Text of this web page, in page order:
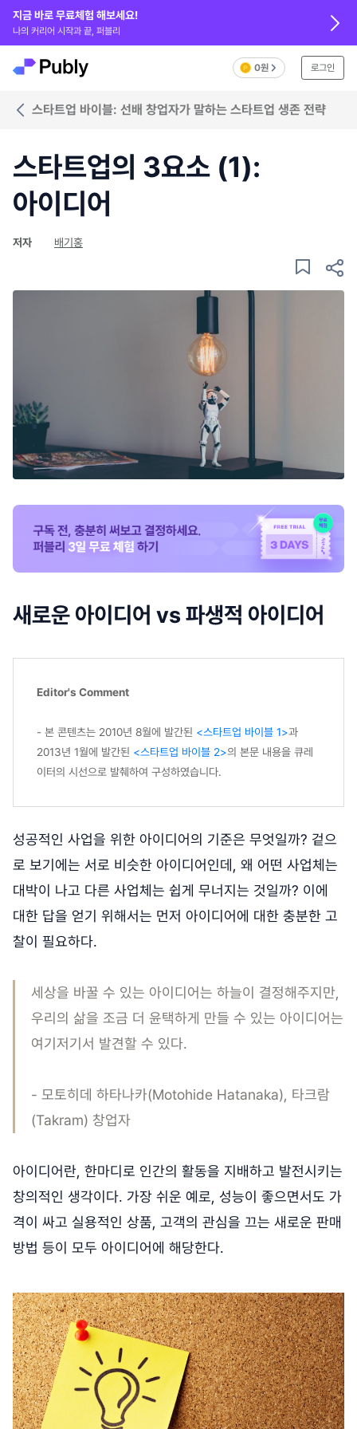
지금 바로 무료체험 해보세요!
나의 커리어 시작과 끝, 퍼블리
0원 로그인
스타트업 바이블: 선배 창업자가 말하는 스타트업 생존 전략
스타트업의 3요소 (1):
아이디어
저자 배기홍
새로운 아이디어 vs 파생적 아이디어
Editor's Comment
- 본 콘텐츠는 2010년 8월에 발간된 <스타트업 바이블 1>과
2013년 1월에 발간된 <스타트업 바이블 2>의 본문 내용을 큐레
이터의 시선으로 발췌하여 구성하였습니다.
성공적인 사업을 위한 아이디어의 기준은 무엇일까? 겉으
로 보기에는 서로 비슷한 아이디어인데, 왜 어떤 사업체는
대박이 나고 다른 사업체는 쉽게 무너지는 것일까? 이에
대한 답을 얻기 위해서는 먼저 아이디어에 대한 충분한 고
찰이 필요하다.
세상을 바꿀 수 있는 아이디어는 하늘이 결정해주지만,
우리의 삶을 조금 더 윤택하게 만들 수 있는 아이디어는
여기저기서 발견할 수 있다.
- 모토히데 하타나카(Motohide Hatanaka), 타크람
(Takram) 창업자
아이디어란, 한마디로 인간의 활동을 지배하고 발전시키는
창의적인 생각이다. 가장 쉬운 예로, 성능이 좋으면서도 가
격이 싸고 실용적인 상품, 고객의 관심을 끄는 새로운 판매
방법 등이 모두 아이디어에 해당한다.